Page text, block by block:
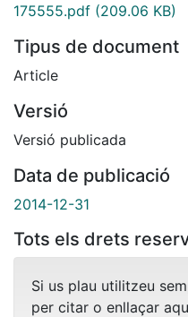
175555.pdf (209.06 KB)
Tipus de document
Article
Versió
Versió publicada
Data de publicació
2014-12-31
Tots els drets
Si us plau utilitzeu
per citar o enllaçar